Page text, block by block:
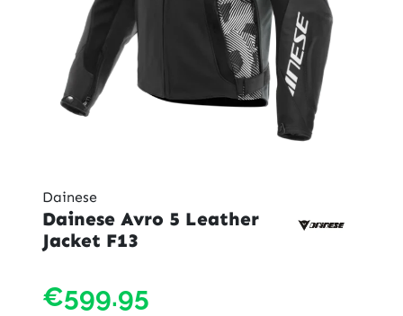
Dainese
Dainese Avro 5 Leather
Jacket F13
€599.95